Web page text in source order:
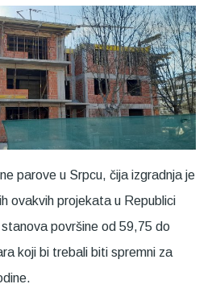
parove u Srpcu, čija izgradnja je
ovakvih projekata u Republici
površine od 59,75 do
koji bi trebali biti spremni za